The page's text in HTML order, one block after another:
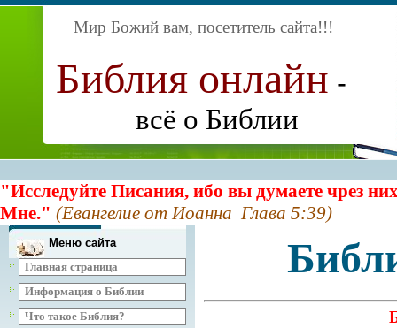
Мир Божий вам, посетитель сайта!!!
Библия онлайн -
всё о Библии
"Исследуйте Писания, ибо вы думаете чрез
Мне." (Евангелие от Иоанна Глава 5:39)
Меню сайта
Главная страница
Информация о Библии
Что такое Библия?